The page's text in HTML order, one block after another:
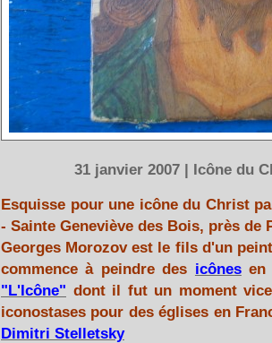
31 janvier 2007 | Icône du
Esquisse pour une icône du Christ
- Sainte Geneviève des Bois, près de
Georges Morozov est le fils d'un
commence à peindre des icônesen
"L'Icône" dont il fut un moment
iconostases pour des églises en
Dimitri Stelletsky